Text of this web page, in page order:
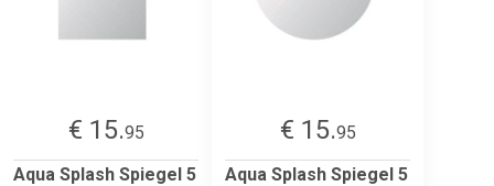
€ 15.95
Aqua Splash Spiegel 5
€ 15.95
Aqua Splash Spiegel 5